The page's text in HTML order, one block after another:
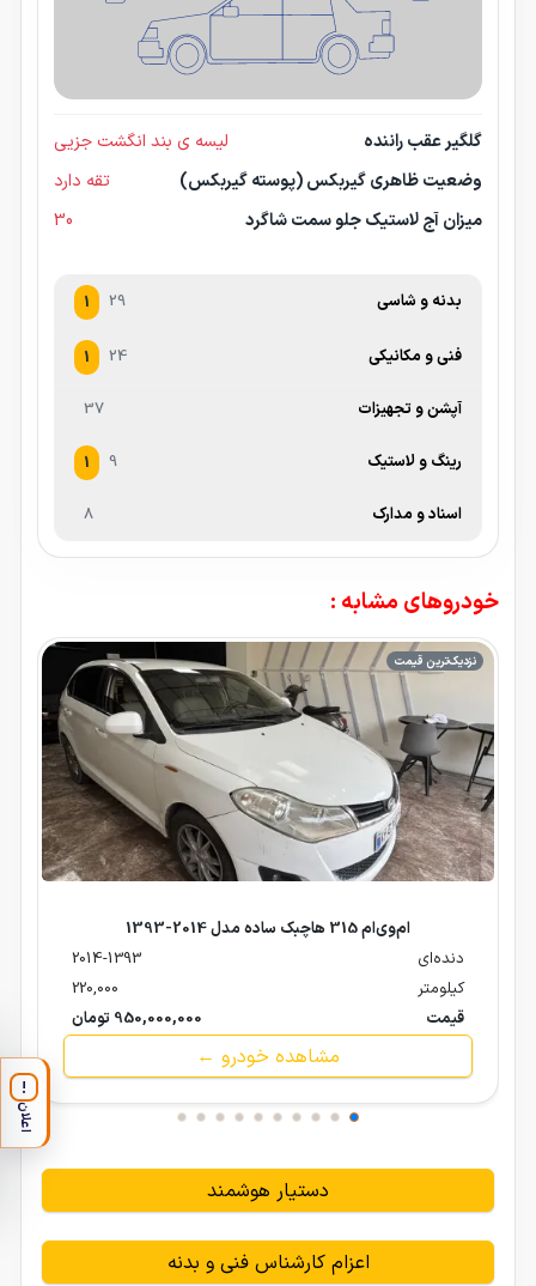
گلگیر عقب راننده
لیسه ی بند انگشت جزیی
وضعیت ظاهری گیربکس (پوسته گیربکس)
تقه دارد
میزان آج لاستیک جلو سمت شاگرد
30
بدنه و شاسی 29
1
فنی و مکانیکی 24
1
آپشن و تجهیزات 37
رینگ و لاستیک 9
1
اسناد و مدارک 8
خودروهای مشابه :
نزدیک‌ترین قیمت
ام‌وی‌ام 315 هاچبک ساده مدل 2014-1393
دنده‌ای
2014-1393
کیلومتر
220,000
قیمت
950,000,000 تومان
مشاهده خودرو ←
دستیار هوشمند
اعزام کارشناس فنی و بدنه
!
اعلان